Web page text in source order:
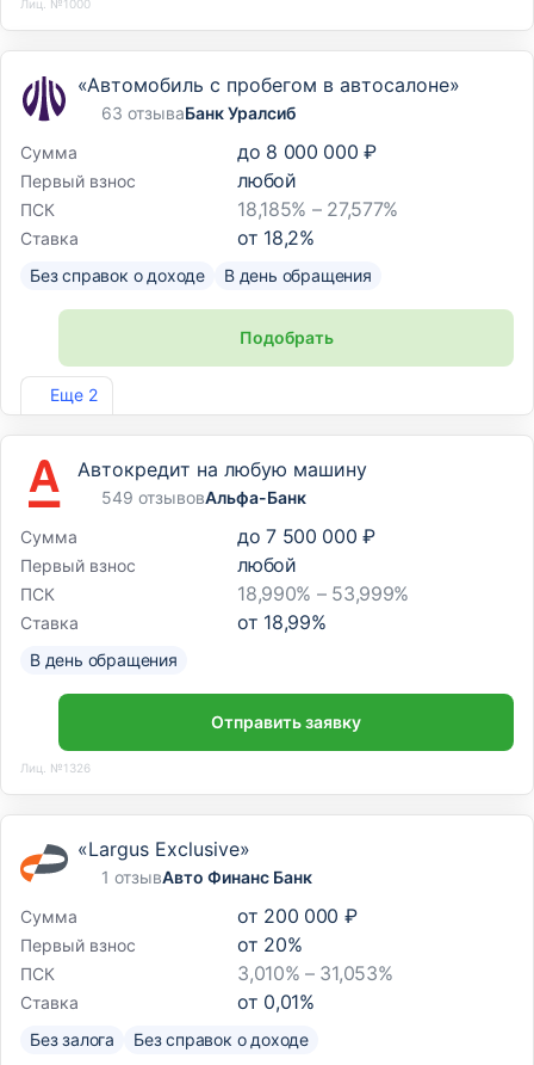
Лиц. №1000
Еще 2
«Автомобиль с пробегом в автосалоне»
63 отзываБанк Уралсиб
Сумма
до 8 000 000 ₽
Первый взнос любой
ПСК 18,185% – 27,577%
Ставка от 18,2%
Без справок о доходе В день обращения
Подобрать
Лиц. №2275
Автокредит на любую машину
549 отзывовАльфа-Банк
Сумма
до 7 500 000 ₽
Первый взнос любой
ПСК 18,990% – 53,999%
Ставка от 18,99%
В день обращения
Отправить заявку
Лиц. №1326
«Largus Exclusive»
1 отзывАвто Финанс Банк
Сумма
от 200 000 ₽
Первый взнос от 20%
ПСК 3,010% – 31,053%
Ставка от 0,01%
Без залога Без справок о доходе